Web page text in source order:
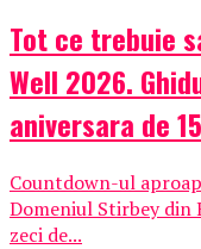
Tot ce trebuie
Well 2026.
aniversara de
Countdown-ul
Domeniul Stirbey din
zeci de...